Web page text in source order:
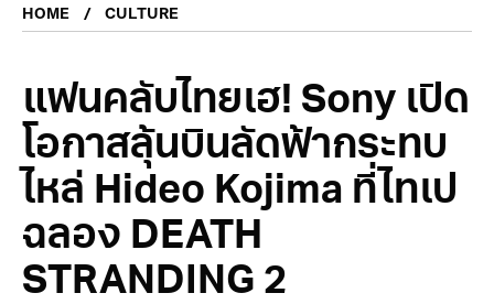
HOME CULTURE
แฟนคลับไทยเฮ! Sony เปิด
โอกาสลุ้นบินลัดฟ้ากระทบ
ไหล่ Hideo Kojima ที่ไทเป
ฉลอง DEATH
STRANDING 2